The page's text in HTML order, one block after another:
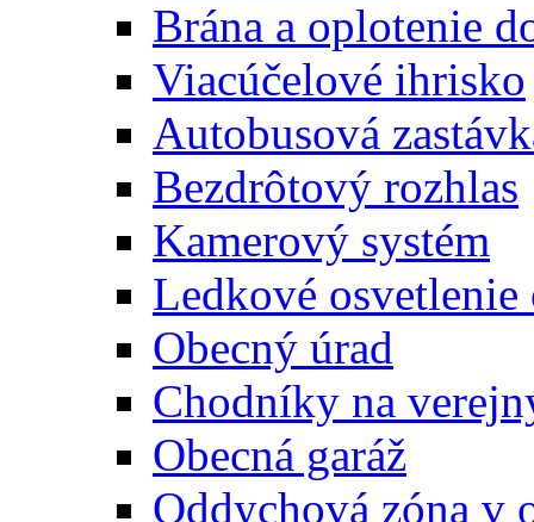
Brána a oplotenie
Viacúčelové ihrisko
Autobusová
Bezdrôtový rozhlas
Kamerový systém
Ledkové osvetlenie
Obecný úrad
Chodníky na
Obecná garáž
Oddychová zóna v